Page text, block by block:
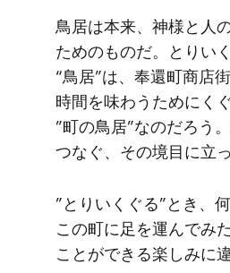
鳥居は​本来、​神様と​人
ための​ものだ。​とりい
“鳥居”は、​奉還町商店
時間を​味わう​ために​く
”町の​鳥居”なのだろう
つなぐ、​その​境目に​立
”とりいく​ぐる​”とき、​
この​町に​足を​運んで​み
ことができる​楽しみに​